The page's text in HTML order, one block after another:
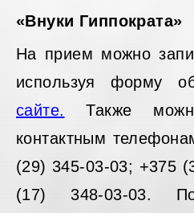
«Внуки Гиппократа»
На прием можно
используя форму
сайте.
Также
контактным
(29) 345-03-03; +375
(17) 348-03-03.